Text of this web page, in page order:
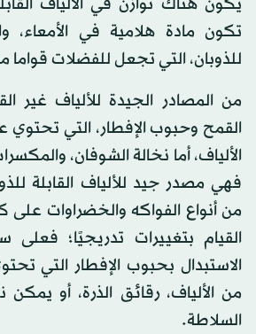
يكون هناك توازن في الألياف
تكون مادة هلامية في الأمعاء،
للذوبان، التي تجعل للفضلات قواما
من المصادر الجيدة للألياف غير
القمح وحبوب الإفطار، التي
الألياف، أما نخالة الشوفان،
فهي مصدر جيد للألياف القابلة
من أنواع الفواكه والخضراوات على
القيام بتغييرات تدريجيًا؛
الاستبدال بحبوب الإفطار التي
من الألياف، رقائق الذرة، أو يمكن
السلاطة.